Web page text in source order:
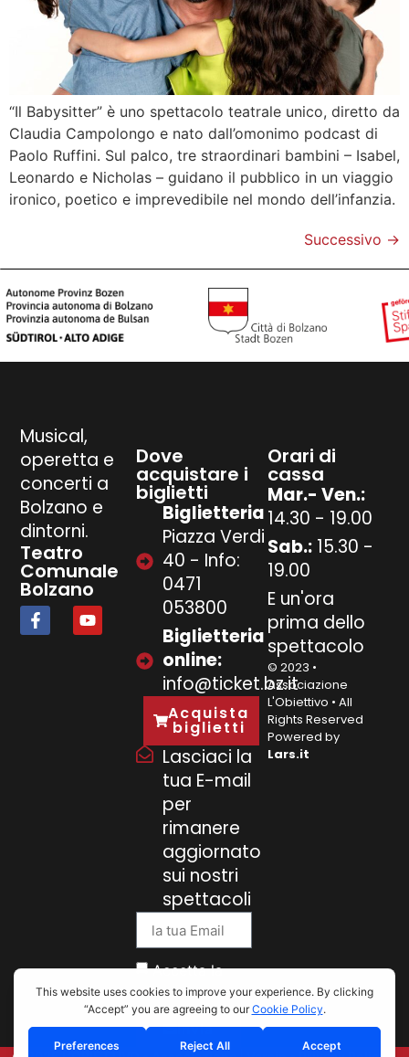
“Il Babysitter” è uno spettacolo teatrale unico, diretto da
Claudia Campolongo e nato dall’omonimo podcast di
Paolo Ruffini. Sul palco, tre straordinari bambini – Isabel,
Leonardo e Nicholas – guidano il pubblico in un viaggio
ironico, poetico e imprevedibile nel mondo dell’infanzia.
Successivo →
Musical,
operetta e
concerti a
Bolzano e
dintorni.
Teatro
Comunale
Bolzano
Dove
acquistare i
biglietti
Biglietteria
Piazza Verdi
40 - Info:
0471
053800
Biglietteria
online:
info@ticket.bz.it
Acquista
biglietti
Lasciaci la
tua E-mail
per
rimanere
aggiornato
sui nostri
spettacoli
Accetta la
Privacy Policy
Invia
Orari di
cassa
Mar.- Ven.:
14.30 - 19.00
Sab.:15.30 -
19.00
E un'ora
prima dello
spettacolo
© 2023 •
Associazione
L'Obiettivo • All
Rights Reserved
Powered by
Lars.it